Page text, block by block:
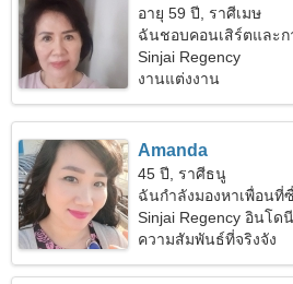
อายุ 59 ปี, ราศีเมษ
ฉันชอบคอนเสิร์ตและก
Sinjai Regency
งานแต่งงาน
Amanda
45 ปี, ราศีธนู
ฉันกำลังมองหาเพื่อนที่
ร่วมกัน
Sinjai Regency อินโด
ความสัมพันธ์ที่จริงจัง